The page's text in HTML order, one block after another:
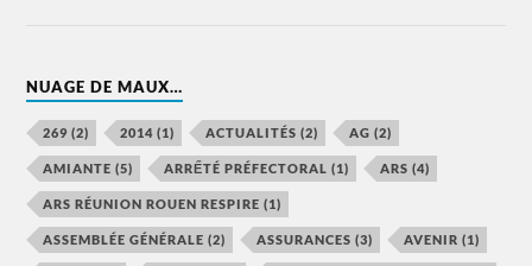
NUAGE DE MAUX…
269 (2) 2014 (1) ACTUALITÉS (2) AG (2)
AMIANTE (5) ARRẾTÉ PRÉFECTORAL (1) ARS (4)
ARS RÉUNION ROUEN RESPIRE (1)
ASSEMBLÉE GÉNÉRALE (2) ASSURANCES (3) AVENIR (1)